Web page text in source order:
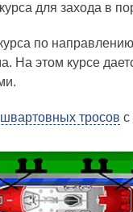
для захода в
по
На этом курсе
тросов с